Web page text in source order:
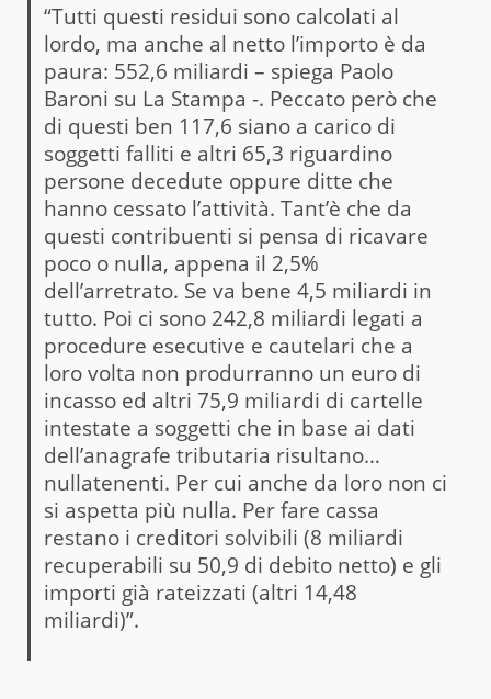
“Tutti questi residui sono calcolati al
lordo, ma anche al netto l’importo è da
paura: 552,6 miliardi – spiega Paolo
Baroni su La Stampa -. Peccato però che
di questi ben 117,6 siano a carico di
soggetti falliti e altri 65,3 riguardino
persone decedute oppure ditte che
hanno cessato l’attività. Tant’è che da
questi contribuenti si pensa di ricavare
poco o nulla, appena il 2,5%
dell’arretrato. Se va bene 4,5 miliardi in
tutto. Poi ci sono 242,8 miliardi legati a
procedure esecutive e cautelari che a
loro volta non produrranno un euro di
incasso ed altri 75,9 miliardi di cartelle
intestate a soggetti che in base ai dati
dell’anagrafe tributaria risultano…
nullatenenti. Per cui anche da loro non ci
si aspetta più nulla. Per fare cassa
restano i creditori solvibili (8 miliardi
recuperabili su 50,9 di debito netto) e gli
importi già rateizzati (altri 14,48
miliardi)”.